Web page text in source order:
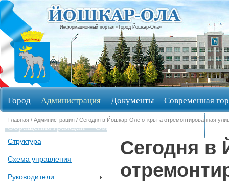
Информационный портал «Город Йошкар-Ола»
Город Администрация Документы Современная
Обращения граждан Общественные обсуждения
Главная / Администрация / Сегодня в Йошкар-Оле открыта отремонтированная
Структура
Схема управления
Руководители
Сегодня в